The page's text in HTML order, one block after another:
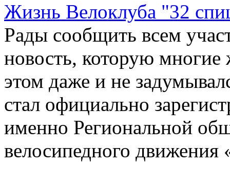
Жизнь Велоклуба "32
Рады сообщить всем
новость, которую многие
этом даже и не
стал официально
именно Региональной
велосипедного